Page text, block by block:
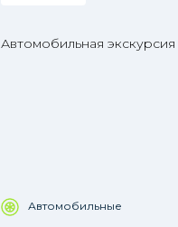
Автомобильная
Автомобильные